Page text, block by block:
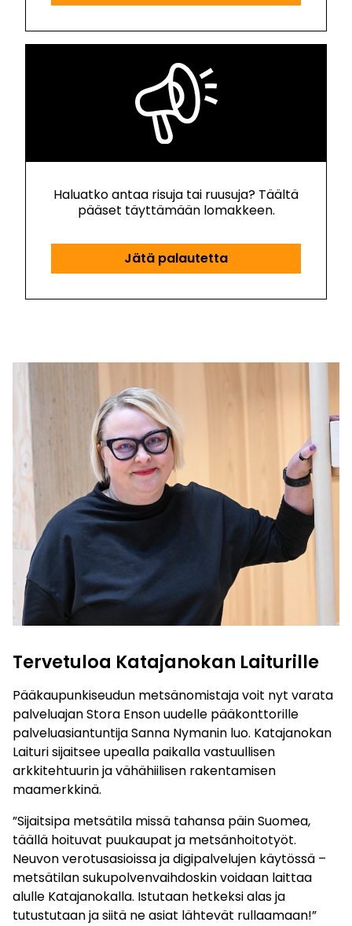
Haluatko antaa risuja tai ruusuja? Täältä
pääset täyttämään lomakkeen.
Jätä palautetta
Tervetuloa Katajanokan Laiturille
Pääkaupunkiseudun metsänomistaja voit nyt varata
palveluajan Stora Enson uudelle pääkonttorille
palveluasiantuntija Sanna Nymanin luo. Katajanokan
Laituri sijaitsee upealla paikalla vastuullisen
arkkitehtuurin ja vähähiilisen rakentamisen
maamerkkinä.
”Sijaitsipa metsätila missä tahansa päin Suomea,
täällä hoituvat puukaupat ja metsänhoitotyöt.
Neuvon verotusasioissa ja digipalvelujen käytössä –
metsätilan sukupolvenvaihdoskin voidaan laittaa
alulle Katajanokalla. Istutaan hetkeksi alas ja
tutustutaan ja siitä ne asiat lähtevät rullaamaan!”